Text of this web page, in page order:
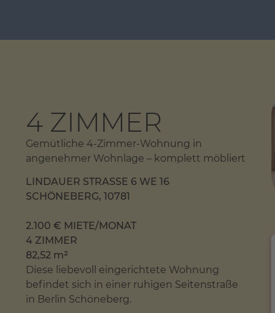
4 ZIMMER
Gemütliche 4-Zimmer-Wohnung in
angenehmer Wohnlage – komplett möbliert
LINDAUER STRASSE 6 WE 16
SCHÖNEBERG, 10781
2.100 € MIETE/MONAT
4 ZIMMER
82,52 m²
Diese liebevoll eingerichtete Wohnung
befindet sich in einer ruhigen Seitenstraße
in Berlin Schöneberg.